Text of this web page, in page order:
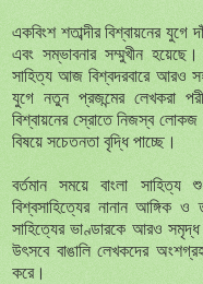
একবিংশ শতাব্দীর বিশ্বায়নের
এবং সম্ভাবনার সম্মুখীন হয়েছে।
সাহিত্য আজ বিশ্বদরবারে আরও
যুগে নতুন প্রজন্মের লেখকরা
বিশ্বায়নের স্রোতে নিজস্ব লোকজ
বিষয়ে সচেতনতা বৃদ্ধি পাচ্ছে।
বর্তমান সময়ে বাংলা
বিশ্বসাহিত্যের নানান আঙ্গিক
সাহিত্যের ভাণ্ডারকে আরও
উৎসবে বাঙালি লেখকদের
করে।